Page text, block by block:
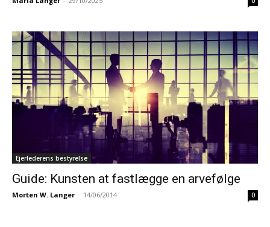
Ejerlederens bestyrelse
Guide: Kunsten at fastlægge en arvefølge
Morten W. Langer - 14/06/2014 0